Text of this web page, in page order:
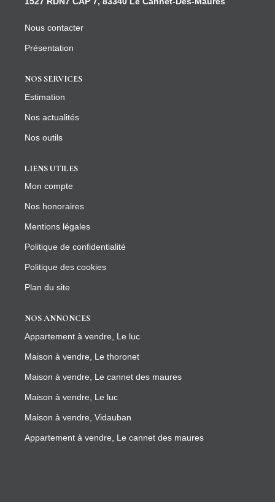
Nous contacter
Présentation
NOS SERVICES
Estimation
Nos actualités
Nos outils
LIENS UTILES
Mon compte
Nos honoraires
Mentions légales
Politique de confidentialité
Politique des cookies
Plan du site
NOS ANNONCES
Appartement à vendre, Le luc
Maison à vendre, Le thoronet
Maison à vendre, Le cannet des maures
Maison à vendre, Le luc
Maison à vendre, Vidauban
Appartement à vendre, Le cannet des maures